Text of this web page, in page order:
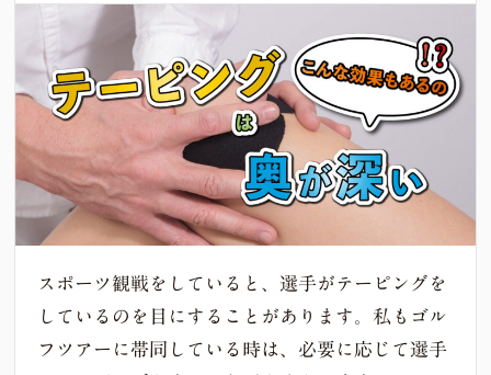
スポーツ観戦をしていると、選手がテーピングを
しているのを目にすることがあります。私もゴル
フツアーに帯同している時は、必要に応じて選手